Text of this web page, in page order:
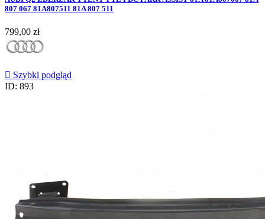
807 067 81A807511 81A 807 511
Cena
799,00 zł
 Szybki podgląd
ID: 893